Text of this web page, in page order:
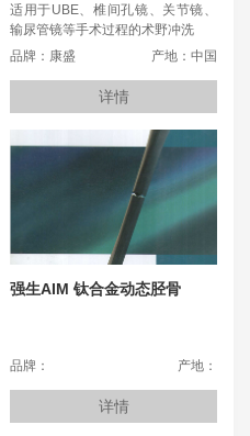
适用于UBE、椎间孔镜、关节镜、
输尿管镜等手术过程的术野冲洗
品牌：康盛
产地：中国
详情
强生AIM 钛合金动态胫骨
品牌： 产地：
详情